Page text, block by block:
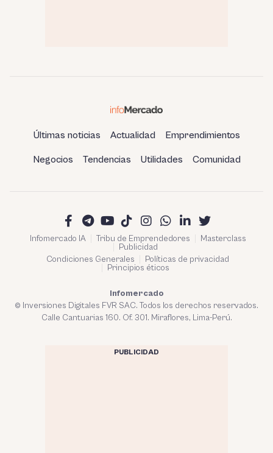
Últimas noticias Actualidad Emprendimientos
Negocios Tendencias Utilidades Comunidad
Infomercado IA Tribu de Emprendedores
Masterclass
Publicidad
Condiciones Generales
Políticas de privacidad
Principios éticos
Infomercado
© Inversiones Digitales FVR SAC. Todos los derechos reservados.
Calle Cantuarias 160. Of. 301. Miraflores, Lima-Perú.
PUBLICIDAD